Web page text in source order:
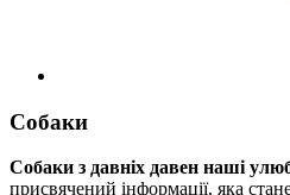
Собаки
Собаки з давніх давен наші
присвячений інформації, яка